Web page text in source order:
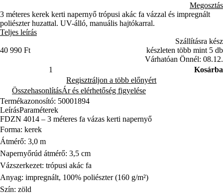
Megosztás
3 méteres kerek kerti napernyő trópusi akác fa vázzal és impregnált
poliészter huzattal. UV-álló, manuális hajtókarral.
Teljes leírás
40 990 Ft
Szállításra kész
készleten több mint 5 db
Várhatóan Önnél: 08.12.
Kosárba
Regisztráljon a több előnyért
ÖsszehasonlításÁr és elérhetőség figyelése
Termékazonosító: 50001894
LeírásParaméterek
FDZN 4014 – 3 méteres fa vázas kerti napernyő
Forma: kerek
Átmérő: 3,0 m
Napernyőrúd átmérő: 3,5 cm
Vázszerkezet: trópusi akác fa
Anyag: impregnált, 100% poliészter (160 g/m²)
Szín: zöld